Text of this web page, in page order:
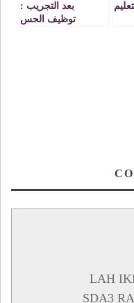
بعد التجريب :
توظيف الحس
LAH
SDA3